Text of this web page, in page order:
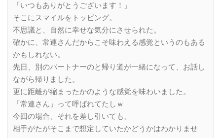
「いつもありがとうございます！」
そこにスマイルをトッピング。
不思議と、自然に幸せな気分にさせられた。
確かに、常連さんだからこそ味わえる感覚というのもある
かもしれない。
先日、別のパートナーのと帰り道が一緒になって、お話し
ながら帰りました。
更に距離が縮まったかのような感覚を味わいました。
「常連さん」って呼ばれてたしｗ
今回の場合、それを差し引いても、
相手がたがそこまで想定していたかどうかはわかりませ